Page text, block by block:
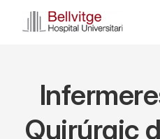
Quirúrgic